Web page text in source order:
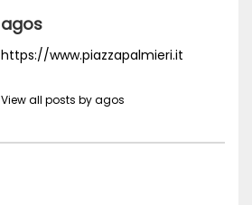
agos
https://www.piazzapalmieri.it
View all posts by agos